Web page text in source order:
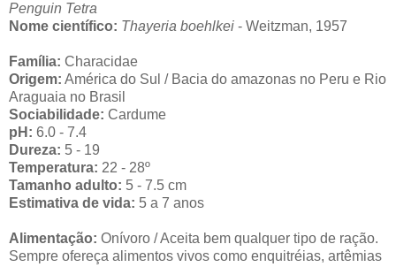
Penguin Tetra
Nome científico: Thayeria boehlkei - Weitzman, 1957
Família: Characidae
Origem: América do Sul / Bacia do amazonas no Peru e Rio
Araguaia no Brasil
Sociabilidade: Cardume
pH: 6.0 - 7.4
Dureza: 5 - 19
Temperatura: 22 - 28º
Tamanho adulto: 5 - 7.5 cm
Estimativa de vida: 5 a 7 anos
Alimentação: Onívoro / Aceita bem qualquer tipo de ração.
Sempre ofereça alimentos vivos como enquitréias, artêmias